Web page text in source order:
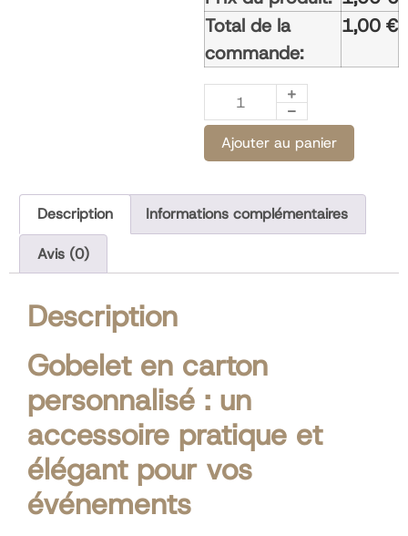
Total de la
commande:
1,00 €
Ajouter au panier
Description Informations complémentaires
Avis (0)
Description
Gobelet en carton
personnalisé : un
accessoire pratique et
élégant pour vos
événements